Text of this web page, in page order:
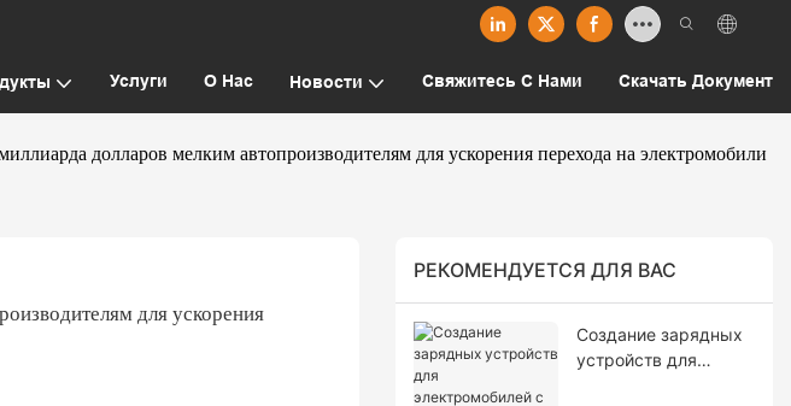
Услуги О Нас Новости Свяжитесь С Нами Скачать Документ
долларов мелким автопроизводителям для ускорения перехода на электромобили
для ускорения
РЕКОМЕНДУЕТСЯ ДЛЯ ВАС
Создание зарядных
устройств для